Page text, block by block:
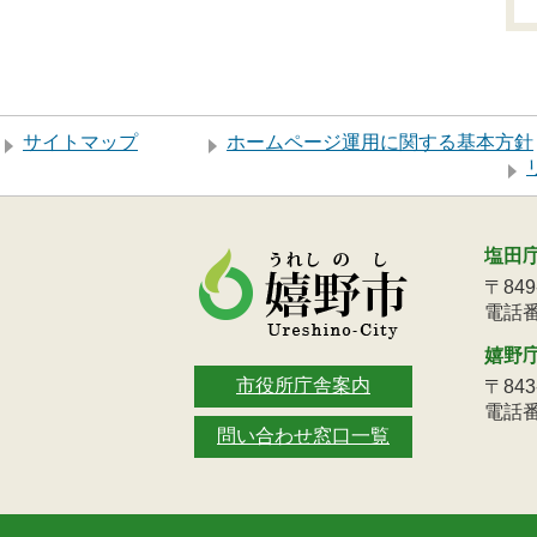
サイトマップ
ホームページ運用に関する基本方針
市役所庁舎案内
問い合わせ窓口一覧
塩田
〒
電話
嬉野
〒
電話